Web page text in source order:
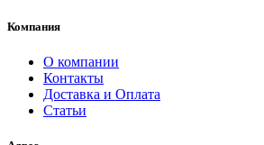
Компания
О компании
Контакты
Доставка и Оплата
Статьи